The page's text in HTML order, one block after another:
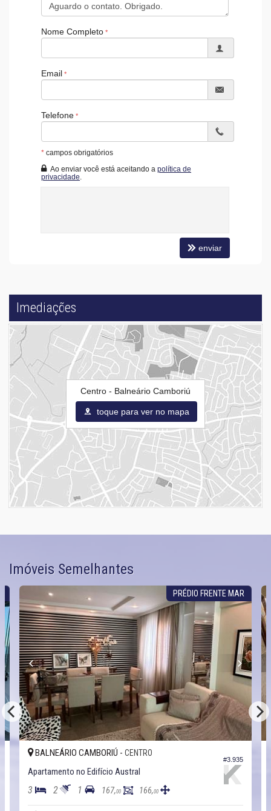
Acessibilidade para PNE
Nome Completo
Email
Telefone
* campos obrigatórios
Ao enviar você está aceitando a política de
privacidade
enviar
Imediações
Centro - Balneário Camboriú
toque para ver no mapa
Imóveis Semelhantes
PRÉDIO FRENTE MAR
#3.935
BALNEÁRIO CAMBORIÚ - CENTRO
Apartamento no Edifício Austral
3 2 1 167,00 166,00